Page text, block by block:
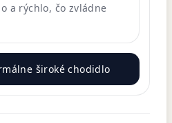
a rýchlo, čo zvládne
široké chodidlo